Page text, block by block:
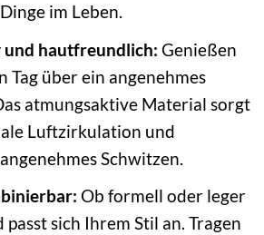
im Leben.
und hautfreundlich: Genießen
Tag über ein angenehmes
atmungsaktive Material sorgt
Luftzirkulation und
Schwitzen.
Ob formell oder leger
passt sich Ihrem Stil an. Tragen